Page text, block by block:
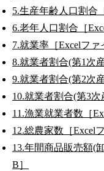
5.生産年齢人口割合
6.老年人口割合［
7.就業率［Excelファ
8.就業者割合(第1次
9.就業者割合(第2次
10.就業者割合(第3次
11.漁業就業者数［
12.総農家数［Excel
13.年間商品販売額(
B］